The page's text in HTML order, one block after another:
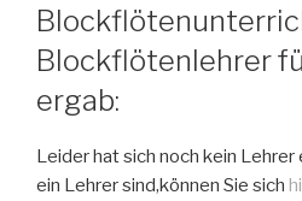
Blockflötenlehrer
ergab:
Leider hat sich noch kein
ein Lehrer sind,können Sie sich